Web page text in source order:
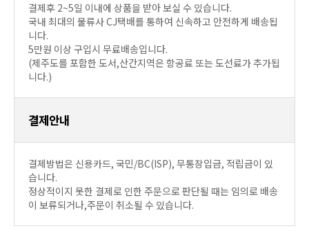
결제후 2~5일 이내에 상품을 받아 보실 수 있습니다.
국내 최대의 물류사 CJ택배를 통하여 신속하고 안전하게 배송됩
니다.
5만원 이상 구입시 무료배송입니다.
(제주도를 포함한 도서,산간지역은 항공료 또는 도선료가 추가됩
니다.)
결제안내
결제방법은 신용카드, 국민/BC(ISP), 무통장입금, 적립금이 있
습니다.
정상적이지 못한 결제로 인한 주문으로 판단될 때는 임의로 배송
이 보류되거나,주문이 취소될 수 있습니다.